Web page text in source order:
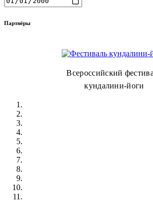
Партнёры
Всероссийский
кундалини-йоги